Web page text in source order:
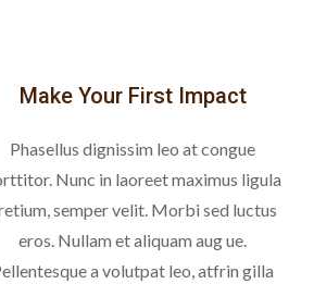
Make Your First Impact
Phasellus dignissim leo at congue
Nunc in laoreet maximus ligula
semper velit. Morbi sed luctus
eros. Nullam et aliquam aug ue.
a volutpat leo, atfrin gilla